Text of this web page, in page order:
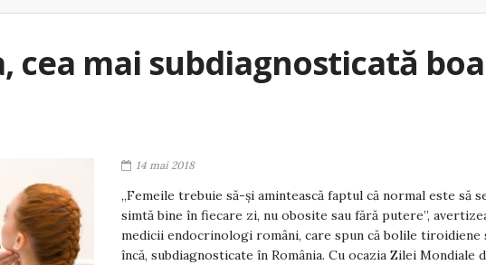
cea mai subdiagnosticată
14 mai 2018
„Femeile trebuie să-și amintească faptul că normal este să
simtă bine în fiecare zi, nu obosite sau fără putere”,
medicii endocrinologi români, care spun că bolile tiroidiene
încă, subdiagnosticate în România. Cu ocazia Zilei Mondiale